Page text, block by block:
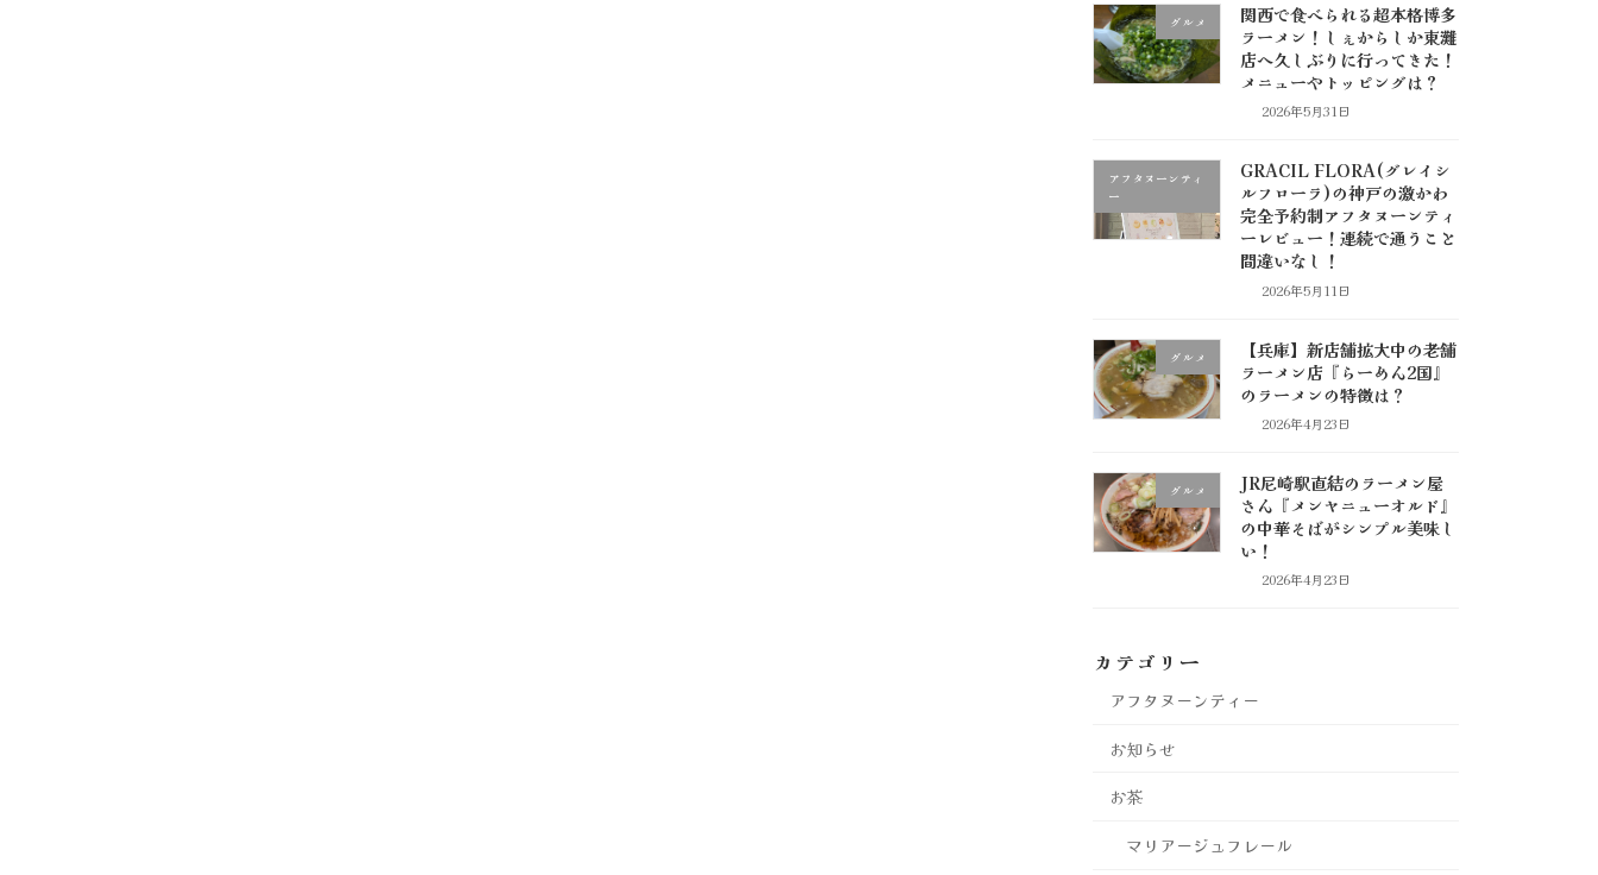
グルメ
関西で食べられる超本格博多
ラーメン！しぇからしか東灘
店へ久しぶりに行ってきた！
メニューやトッピングは？
2026年5月31日
アフタヌーンティ
ー
GRACIL FLORA(グレイシ
ルフローラ)の神戸の激かわ
完全予約制アフタヌーンティ
ーレビュー！連続で通うこと
間違いなし！
2026年5月11日
グルメ
【兵庫】新店舗拡大中の老舗
ラーメン店『らーめん2国』
のラーメンの特徴は？
2026年4月23日
グルメ
JR尼崎駅直結のラーメン屋
さん『メンヤニューオルド』
の中華そばがシンプル美味し
い！
2026年4月23日
カテゴリー
アフタヌーンティー
お知らせ
お茶
マリアージュフレール